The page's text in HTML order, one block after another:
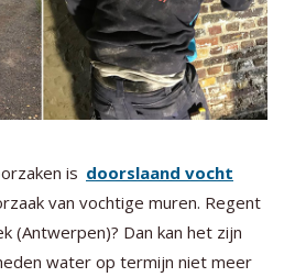
is doorslaand vocht
van vochtige muren. Regent
(Antwerpen)? Dan kan het zijn
water op termijn niet meer